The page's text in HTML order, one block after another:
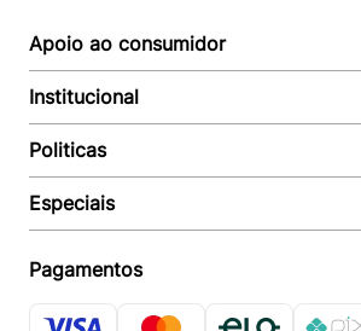
Apoio ao consumidor
Autoatendimento
Suporte e reparo
Acompanhar Entrega
Baixe o APP
Institucional
Quem somos
Revendedor
Seja um Revendedor
Trabalhe conosco
Politicas
Política de Entrega
Política de Pagamento
Política de Privacidade
Especiais
Multicoin
Pagamentos